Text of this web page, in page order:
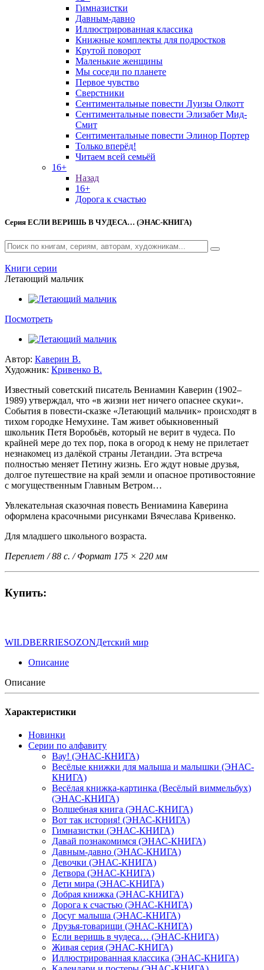
Гимназистки
Давным-давно
Иллюстрированная классика
Книжные комплекты для подростков
Крутой поворот
Маленькие женщины
Мы соседи по планете
Первое чувство
Сверстники
Сентиментальные повести Луизы Олкотт
Сентиментальные повести Элизабет Мид-
Смит
Сентиментальные повести Элинор Портер
Только вперёд!
Читаем всей семьёй
16+
Назад
16+
Дорога к счастью
Серия ЕСЛИ ВЕРИШЬ В ЧУДЕСА… (ЭНАС-КНИГА)
Книги серии
Летающий мальчик
Посмотреть
Автор: Каверин В.
Художник: Кривенко В.
Известный советский писатель Вениамин Каверин (1902–
1989) утверждал, что «в жизни нет ничего опаснее скуки».
События в повести-сказке «Летающий мальчик» происходят в
тихом городке Немухине. Там живет обыкновенный
школьник Петя Воробьёв, который не верит в чудеса. По
крайней мере до тех пор, пока в огород к нему не прилетает
незнакомец из далёкой страны Летандии. Эта встреча
полностью меняет Петину жизнь. Его ждут новые друзья,
долгое путешествие на край земли и опасное противостояние
с могущественным Главным Ветром…
Увлекательная сказочная повесть Вениамина Каверина
оформлена красочными рисунками Вячеслава Кривенко.
Для младшего школьного возраста.
Переплет / 88 с. / Формат 175 × 220 мм
Купить:
WILDBERRIESOZONДетский мир
Описание
Описание
Характеристики
Новинки
Серии по алфавиту
Вау! (ЭНАС-КНИГА)
Весёлые книжки для малыша и малышки (ЭНАС-
КНИГА)
Весёлая книжка-картинка (Весёлый виммельбух)
(ЭНАС-КНИГА)
Волшебная книга (ЭНАС-КНИГА)
Вот так история! (ЭНАС-КНИГА)
Гимназистки (ЭНАС-КНИГА)
Давай познакомимся (ЭНАС-КНИГА)
Давным-давно (ЭНАС-КНИГА)
Девочки (ЭНАС-КНИГА)
Детвора (ЭНАС-КНИГА)
Дети мира (ЭНАС-КНИГА)
Добрая книжка (ЭНАС-КНИГА)
Дорога к счастью (ЭНАС-КНИГА)
Досуг малыша (ЭНАС-КНИГА)
Друзья-товарищи (ЭНАС-КНИГА)
Если веришь в чудеса… (ЭНАС-КНИГА)
Живая серия (ЭНАС-КНИГА)
Иллюстрированная классика (ЭНАС-КНИГА)